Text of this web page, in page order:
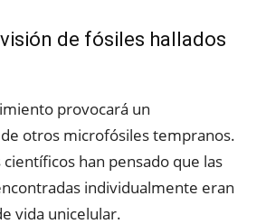
de fósiles hallados
provocará un
otros microfósiles tempranos.
han pensado que las
individualmente eran
vida unicelular.